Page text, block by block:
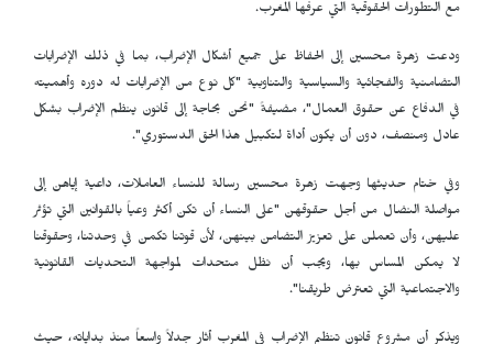
مع التطورات الحقوقية التي عرفها المغرب.
ودعت زهرة محسين إلى الحفاظ على جميع أشكال الإضراب، بما في ذلك الإضرابات
التضامنية والفجائية والسياسية والتناوبية "كل نوع من الإضرابات له دوره وأهميته
في الدفاع عن حقوق العمال"، مضيفةً "نحن بحاجة إلى قانون ينظم الإضراب بشكل
عادل ومنصف، دون أن يكون أداة لتكبيل هذا الحق الدستوري".
وفي ختام حديثها وجهت زهرة محسين رسالة للنساء العاملات، داعية إياهن إلى
مواصلة النضال من أجل حقوقهن "على النساء أن تكن أكثر وعياً بالقوانين التي تؤثر
عليهن، وأن تعملن على تعزيز التضامن بينهن، لأن قوتنا تكمن في وحدتنا، وحقوقنا
لا يمكن المساس بها، ويجب أن نظل متحدات لمواجهة التحديات القانونية
والاجتماعية التي تعترض طريقنا".
ويذكر أن مشروع قانون تنظيم الإضراب في المغرب أثار جدلاً واسعاً منذ بداياته، حيث